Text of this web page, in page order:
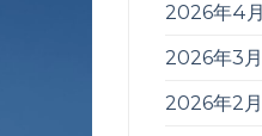
2026年4月
2026年3月
2026年2月